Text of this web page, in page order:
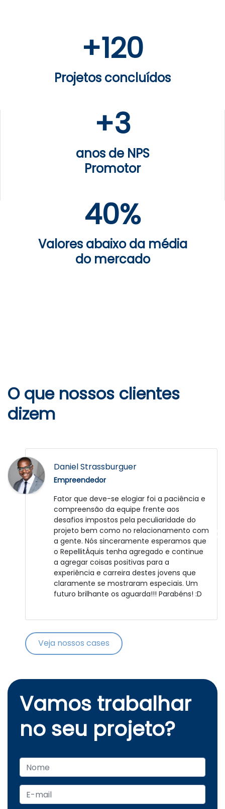
+120
Projetos concluídos
+3
anos de NPS
Promotor
40%
Valores abaixo da média
do mercado
O que nossos clientes
dizem
José Duarte
Empreendedor
Fui muito bem atendido. A Catalisa é uma
grande empresa e bem administrada.
Agora depende de mim, para colocar em
prática o projeto. Obrigado.
Daniel Strassburguer
Empreendedor
Fator que deve-se elogiar foi a paciência e
compreensão da equipe frente aos
desafios impostos pela peculiaridade do
projeto bem como no relacionamento com
a gente. Nós sinceramente esperamos que
o RepellitÁquis tenha agregado e continue
a agregar coisas positivas para a
experiência e carreira destes jovens que
claramente se mostraram especiais. Um
futuro brilhante os aguarda!!! Parabéns! :D
Veja nossos cases
Vamos trabalhar
no seu projeto?